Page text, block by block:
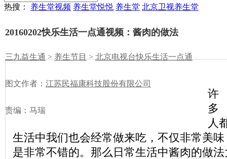
热搜： 养生堂视频 养生堂悦悦 养生堂 北京卫视养生堂
20160202快乐生活一点通视频：酱肉的做法
三九益生通 > 养生节目 > 北京电视台快乐生活一点通
图文作者： 江苏民福康科技股份有限公司
责编：马瑞
许
多
人
生活中我们也会经常做来吃，不仅非常美
是非常不错的。那么日常生活中酱肉的做法